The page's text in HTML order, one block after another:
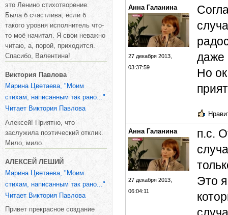
это Ленино стихотворение.
Была б счастлива, если б
такого уровня исполнитель что-
то моё начитал. Я свои неважно
читаю, а, порой, приходится.
Спасибо, Валентина!
Виктория Павлова
Марина Цветаева, "Моим
стихам, написанным так рано..."
Читает Виктория Павлова
Алексей! Приятно, что
заслужила поэтический отклик.
Мило, мило.
АЛЕКСЕЙ ЛЕШИЙ
Марина Цветаева, "Моим
стихам, написанным так рано..."
Читает Виктория Павлова
Привет прекрасное создание
Анна Галанина
27 декабря 2013,
03:37:59
даже
Но
Анна Галанина
27 декабря 2013,
06:04:11
п.с.
Это